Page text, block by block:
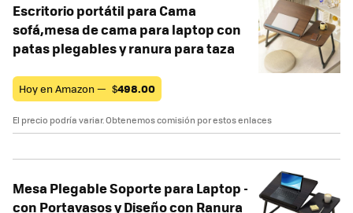
Escritorio portátil para Cama
sofá,mesa de cama para laptop con
patas plegables y ranura para taza
Hoy en Amazon — $498.00
El precio podría variar. Obtenemos comisión por estos enlaces
Mesa Plegable Soporte para Laptop -
con Portavasos y Diseño con Ranura